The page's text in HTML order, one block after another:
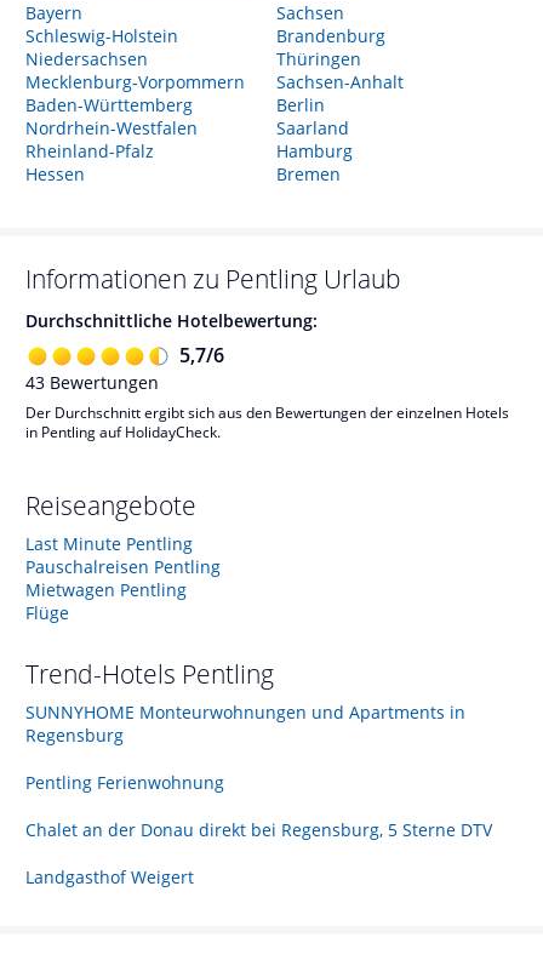
Bayern
Schleswig-Holstein
Niedersachsen
Mecklenburg-Vorpommern
Baden-Württemberg
Nordrhein-Westfalen
Rheinland-Pfalz
Hessen
Sachsen
Brandenburg
Thüringen
Sachsen-Anhalt
Berlin
Saarland
Hamburg
Bremen
Informationen zu Pentling Urlaub
Durchschnittliche Hotelbewertung:
5,7/6
43 Bewertungen
Der Durchschnitt ergibt sich aus den Bewertungen der einzelnen Hotels
in Pentling auf HolidayCheck.
Reiseangebote
Last Minute Pentling
Pauschalreisen Pentling
Mietwagen Pentling
Flüge
Trend-Hotels Pentling
SUNNYHOME Monteurwohnungen und Apartments in
Regensburg
Pentling Ferienwohnung
Chalet an der Donau direkt bei Regensburg, 5 Sterne DTV
Landgasthof Weigert